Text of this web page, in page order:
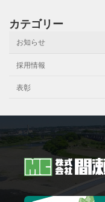
の
ペ
ー
ジ
り
カテゴリー
お知らせ
採用情報
表彰